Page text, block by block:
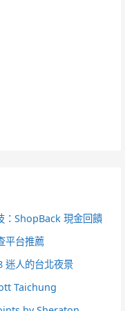
：ShopBack 現金回饋
平台推薦
迷人的台北夜景
Taichung